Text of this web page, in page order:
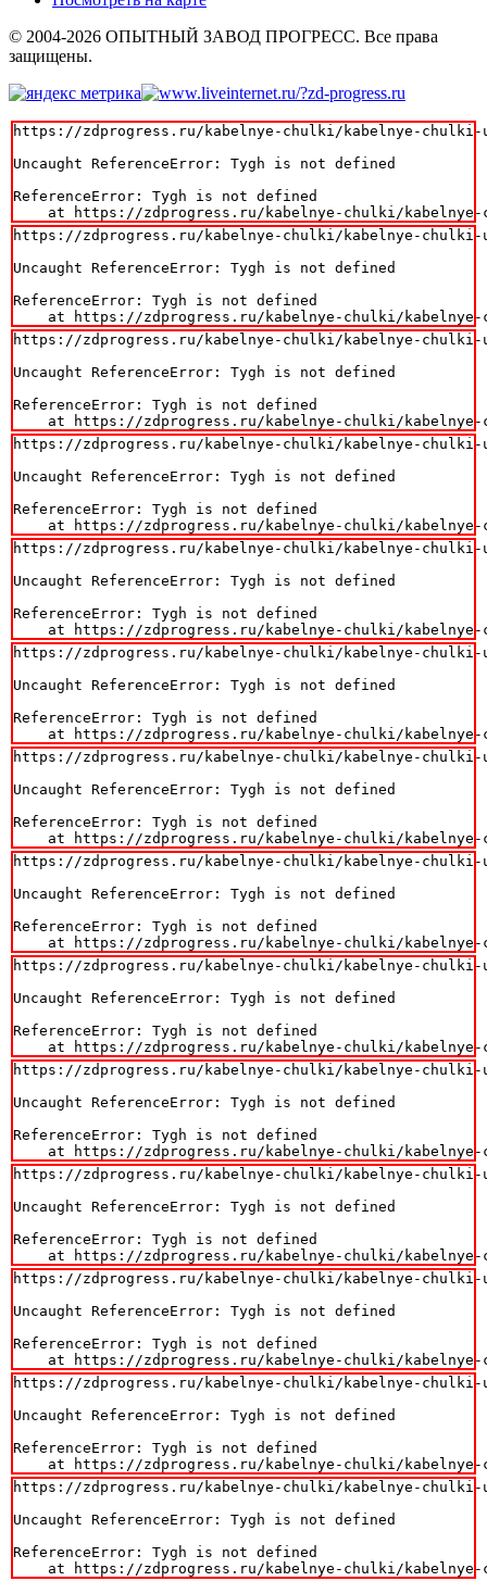
© 2004-2026 ОПЫТНЫЙ ЗАВОД ПРОГРЕСС. Все права
защищены.
https://zdprogress.ru/kabelnye-chulki/kabelnye-chulki-
Uncaught ReferenceError: Tygh is not defined
ReferenceError: Tygh is not defined
at https://zdprogress.ru/kabelnye-chulki/
https://zdprogress.ru/kabelnye-chulki/kabelnye-chulki-
Uncaught ReferenceError: Tygh is not defined
ReferenceError: Tygh is not defined
at https://zdprogress.ru/kabelnye-chulki/
https://zdprogress.ru/kabelnye-chulki/kabelnye-chulki-
Uncaught ReferenceError: Tygh is not defined
ReferenceError: Tygh is not defined
at https://zdprogress.ru/kabelnye-chulki/
https://zdprogress.ru/kabelnye-chulki/kabelnye-chulki-
Uncaught ReferenceError: Tygh is not defined
ReferenceError: Tygh is not defined
at https://zdprogress.ru/kabelnye-chulki/
https://zdprogress.ru/kabelnye-chulki/kabelnye-chulki-
Uncaught ReferenceError: Tygh is not defined
ReferenceError: Tygh is not defined
at https://zdprogress.ru/kabelnye-chulki/
https://zdprogress.ru/kabelnye-chulki/kabelnye-chulki-
Uncaught ReferenceError: Tygh is not defined
ReferenceError: Tygh is not defined
at https://zdprogress.ru/kabelnye-chulki/
https://zdprogress.ru/kabelnye-chulki/kabelnye-chulki-
Uncaught ReferenceError: Tygh is not defined
ReferenceError: Tygh is not defined
at https://zdprogress.ru/kabelnye-chulki/
https://zdprogress.ru/kabelnye-chulki/kabelnye-chulki-
Uncaught ReferenceError: Tygh is not defined
ReferenceError: Tygh is not defined
at https://zdprogress.ru/kabelnye-chulki/
https://zdprogress.ru/kabelnye-chulki/kabelnye-chulki-
Uncaught ReferenceError: Tygh is not defined
ReferenceError: Tygh is not defined
at https://zdprogress.ru/kabelnye-chulki/
https://zdprogress.ru/kabelnye-chulki/kabelnye-chulki-
Uncaught ReferenceError: Tygh is not defined
ReferenceError: Tygh is not defined
at https://zdprogress.ru/kabelnye-chulki/
https://zdprogress.ru/kabelnye-chulki/kabelnye-chulki-
Uncaught ReferenceError: Tygh is not defined
ReferenceError: Tygh is not defined
at https://zdprogress.ru/kabelnye-chulki/
https://zdprogress.ru/kabelnye-chulki/kabelnye-chulki-
Uncaught ReferenceError: Tygh is not defined
ReferenceError: Tygh is not defined
at https://zdprogress.ru/kabelnye-chulki/
https://zdprogress.ru/kabelnye-chulki/kabelnye-chulki-
Uncaught ReferenceError: Tygh is not defined
ReferenceError: Tygh is not defined
at https://zdprogress.ru/kabelnye-chulki/
https://zdprogress.ru/kabelnye-chulki/kabelnye-chulki-
Uncaught ReferenceError: Tygh is not defined
ReferenceError: Tygh is not defined
at https://zdprogress.ru/kabelnye-chulki/